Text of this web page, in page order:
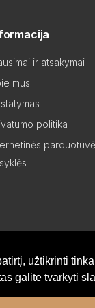
užtikrinti
galite tvarkyti
ir atsakymai
mus
politika